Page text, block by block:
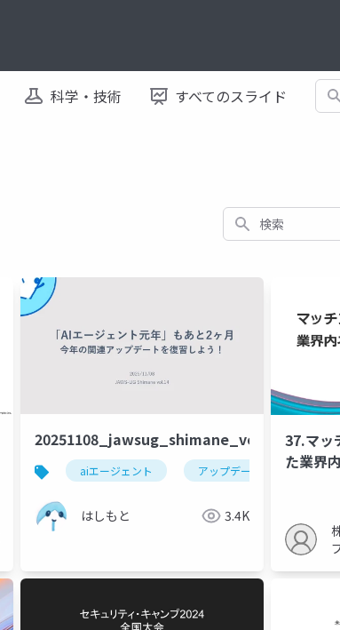
科学・技術 すべてのスライド 検索
検索
20251108_jawsug_shimane_vol14
aiエージェント アップデート aws
はしもと 3.4K
37.マッ
た業界